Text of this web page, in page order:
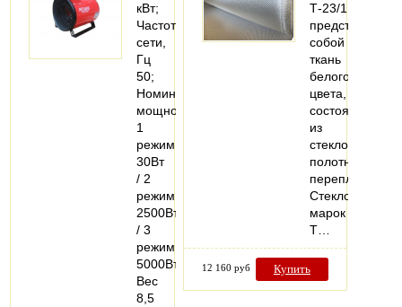
кВт;
Частота
сети,
Гц
50;
Номинальная
мощность
1
режим
30Вт
/ 2
режим
2500Вт
/ 3
режим
5000Вт;
Вес
8,5
Т-23/1
представляет
собой
ткань
белого
цвета,
состоящую
из
стеклонитей,
полотняного
переплетения.
Стеклоткани
марок
Т…
12 160 руб Купить